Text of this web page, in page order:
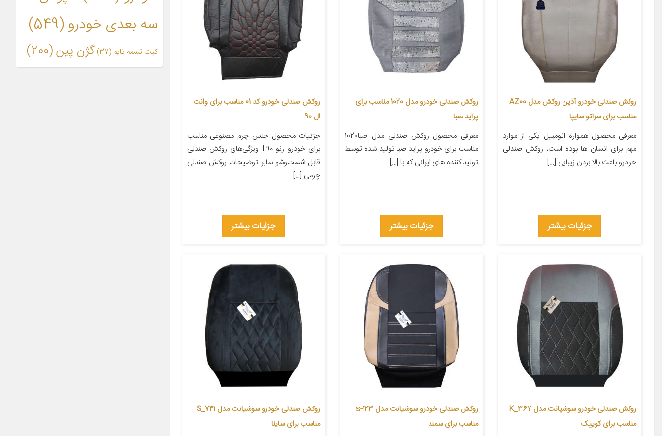
روکش صندلی خودرو آذین روکش مدل AZ00
مناسب برای سراتو سایپا
معرفی محصول همواره اتومبیل یکی از موارد
مهم برای انسان ها بوده است، روکش صندلی
خودرو باعث بالا بردن زیبایی […]
جزئیات بیشتر
روکش صندلی خودرو مدل 1020 مناسب برای
پراید صبا
معرفی محصول روکش صندلی مدل صبا1020
مناسب برای خودرو پراید صبا تولید شده توسط
تولید کننده های ایرانی که با […]
جزئیات بیشتر
روکش صندلی خودرو کد 01 مناسب برای وانت
ال 90
جزئیات محصول جنس چرم مصنوعی مناسب
برای خودرو رنو L۹۰ ویژگی‌های روکش صندلی
قابل شست‌وشو سایر توضیحات روکش صندلی
چرمی […]
جزئیات بیشتر
روکش صندلی خودرو سوشیانت مدل K_367
مناسب برای کوییک
روکش صندلی خودرو سوشیانت مدل s-123
مناسب برای سمند
روکش صندلی خودرو سوشیانت مدل S_741
مناسب برای ساینا
سه بعدی خودرو(549)
کیت تسمه تایم (37) گژن پین(200)